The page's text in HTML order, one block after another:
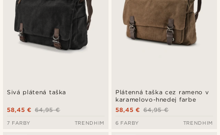
Sivá plátená taška
64,95 €
58,45 €
7 FARBY TRENDHIM
Plátenná taška cez rameno v
karamelovo-hnedej farbe
64,95 €
58,45 €
6 FARBY TRENDHIM